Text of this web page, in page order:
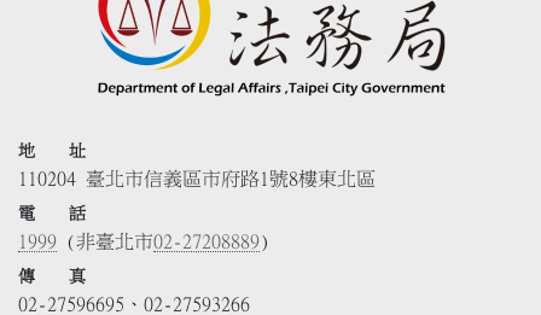
地 址
110204 臺北市信義區市府路1號8樓東北區
電 話
1999 (非臺北市02-27208889)
傳 真
02-27596695、02-27593266